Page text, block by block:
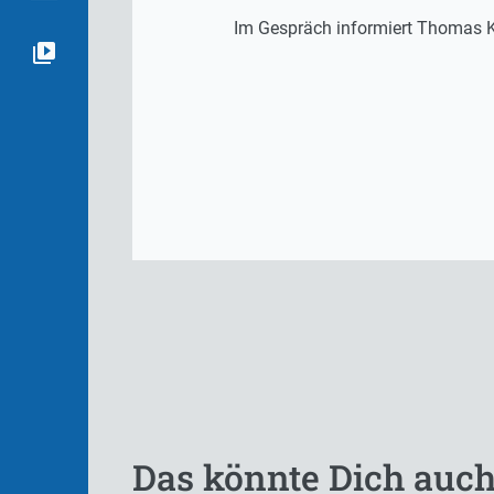
Im Gespräch informiert Thomas
Das könnte Dich